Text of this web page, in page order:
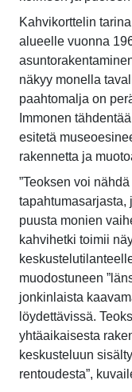
Kahvikorttelin
alueelle vuonna
näkyy monella
paahtomalja on
Immonen
esitetä
rakennetta ja
”Teoksen voi
puusta monien
kahvihetki toimii
muodostuneen
jonkinlaista
löydettävissä.
yhtäaikaisesta
keskusteluun
rentoudesta”,